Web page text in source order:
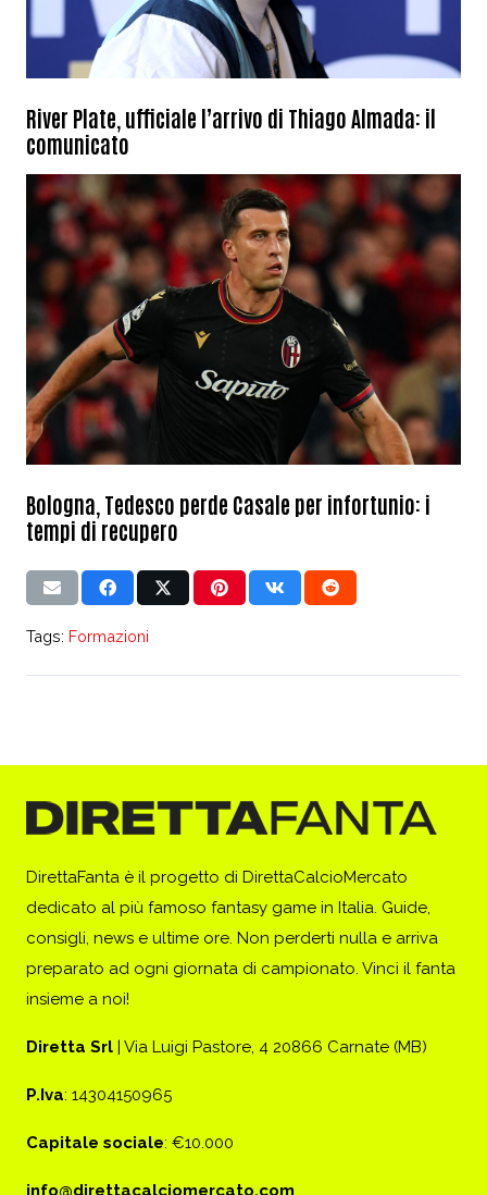
River Plate, ufficiale l’arrivo di Thiago Almada: il
comunicato
Bologna, Tedesco perde Casale per infortunio: i
tempi di recupero
Tags: Formazioni
DirettaFanta è il progetto di DirettaCalcioMercato
dedicato al più famoso fantasy game in Italia. Guide,
consigli, news e ultime ore. Non perderti nulla e arriva
preparato ad ogni giornata di campionato. Vinci il fanta
insieme a noi!
Diretta Srl | Via Luigi Pastore, 4 20866 Carnate (MB)
P.Iva: 14304150965
Capitale sociale: €10.000
info@direttacalciomercato.com